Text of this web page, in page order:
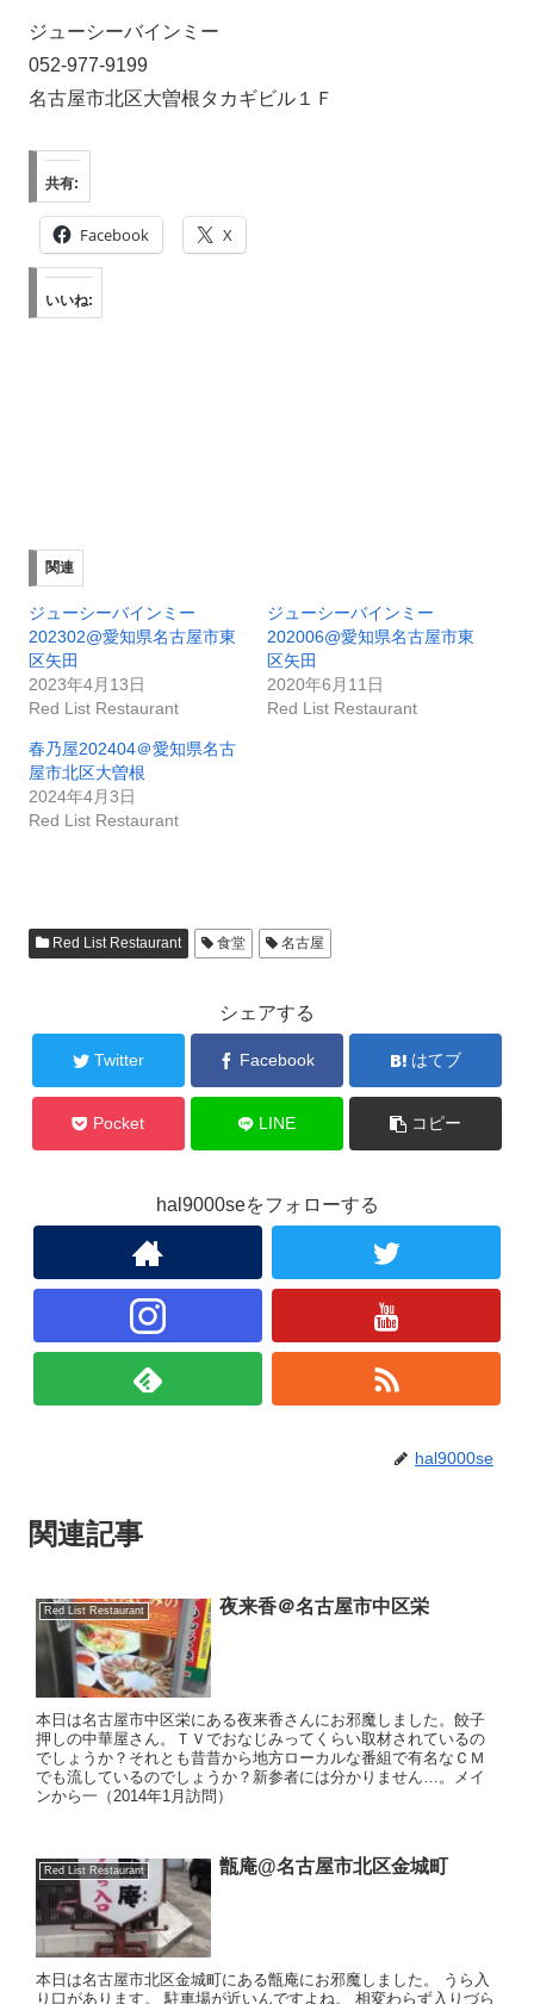
ジューシーバインミー
052-977-9199
名古屋市北区大曽根タカギビル１Ｆ
共有:
Facebook X
いいね:
関連
ジューシーバインミー
202302@愛知県名古屋市東
区矢田
2023年4月13日
Red List Restaurant
ジューシーバインミー
202006@愛知県名古屋市東
区矢田
2020年6月11日
Red List Restaurant
春乃屋202404＠愛知県名古
屋市北区大曽根
2024年4月3日
Red List Restaurant
Red List Restaurant 食堂 名古屋
シェアする
Twitter Facebook はてブ
Pocket LINE コピー
hal9000seをフォローする
hal9000se
関連記事
Red List Restaurant 夜来香＠名古屋市中区栄
本日は名古屋市中区栄にある夜来香さんにお邪魔しました。餃子
押しの中華屋さん。ＴＶでおなじみってくらい取材されているの
でしょうか？それとも昔昔から地方ローカルな番組で有名なＣＭ
でも流しているのでしょうか？新参者には分かりません…。メイ
ンから一（2014年1月訪問）
Red List Restaurant 甑庵@名古屋市北区金城町
本日は名古屋市北区金城町にある甑庵にお邪魔しました。 うら入
り口があります。 駐車場が近いんですよね。 相変わらず入りづら